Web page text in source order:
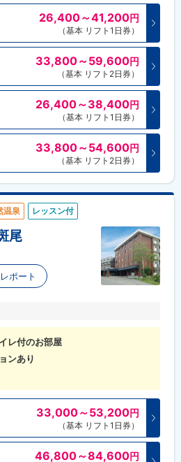
26,400～41,200円
（基本 リフト1日券）
33,800～59,600円
（基本 リフト2日券）
26,400～38,400円
（基本 リフト1日券）
33,800～54,600円
（基本 リフト2日券）
温泉 レッスン付
尾
ポート
レ付のお部屋
ンあり
33,000～53,200円
（基本 リフト1日券）
46,800～84,600円